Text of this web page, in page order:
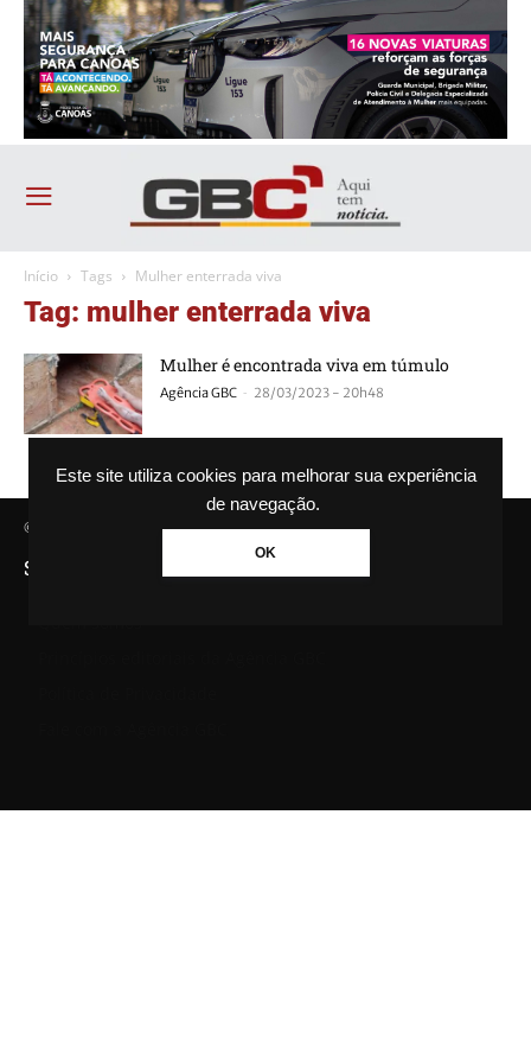
Este site utiliza cookies para melhorar sua experiência
de navegação.
OK
Início Tags Mulher enterrada viva
Tag: mulher enterrada viva
Mulher é encontrada viva em túmulo
Agência GBC - 28/03/2023 - 20h48
© Agência GBC. Aqui tem notícia. Todos os direitos reservados.
SAIBA MAIS SOBRE A AGÊNCIA GBC